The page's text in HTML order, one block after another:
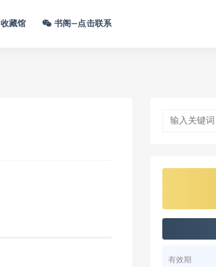
收藏馆 书阁—点击联系
有效期